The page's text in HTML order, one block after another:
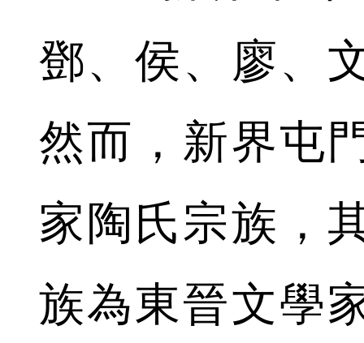
鄧、侯、廖、
然而，新界屯
家陶氏宗族，
族為東晉文學